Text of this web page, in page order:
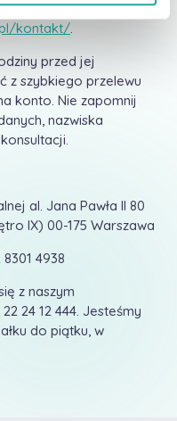
na naszej
kontakt/
przed jej
z szybkiego przelewu
konto. Nie zapomnij
nazwiska
al. Jana Pawła II 80
IX) 00-175 Warszawa
4938
z naszym
24 12 444. Jesteśmy
do piątku, w